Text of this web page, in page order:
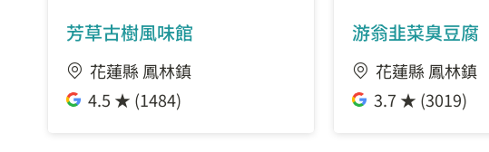
芳草古樹風味館
花蓮縣 鳳林鎮
4.5 ★ (1484)
游翁韭菜臭豆腐
花蓮縣 鳳林鎮
3.7 ★ (3019)